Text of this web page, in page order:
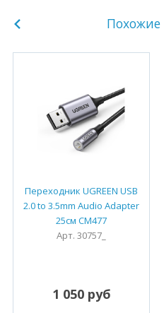
Переходник UGREEN USB
2.0 to 3.5mm Audio Adapter
25см CM477
Арт. 30757_
1 050 руб